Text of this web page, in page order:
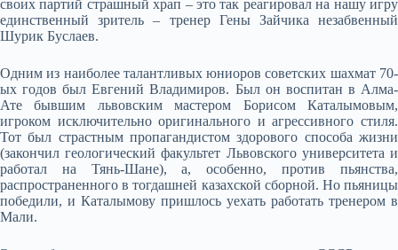
своих партий страшный храп – это так реагировал на нашу игру
единственный зритель – тренер Гены Зайчика незабвенный
Шурик Буслаев.
Одним из наиболее талантливых юниоров советских шахмат 70-
ых годов был Евгений Владимиров. Был он воспитан в Алма-
Ате бывшим львовским мастером Борисом Каталымовым,
игроком исключительно оригинального и агрессивного стиля.
Тот был страстным пропагандистом здорового способа жизни
(закончил геологический факультет Львовского университета и
работал на Тянь-Шане), а, особенно, против пьянства,
распространенного в тогдашней казахской сборной. Но пьяницы
победили, и Каталымову пришлось уехать работать тренером в
Мали.